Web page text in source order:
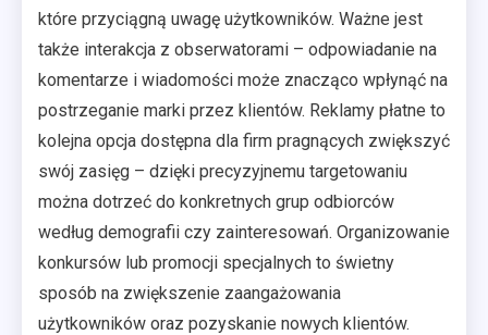
które przyciągną uwagę użytkowników. Ważne jest
także interakcja z obserwatorami – odpowiadanie na
komentarze i wiadomości może znacząco wpłynąć na
postrzeganie marki przez klientów. Reklamy płatne to
kolejna opcja dostępna dla firm pragnących zwiększyć
swój zasięg – dzięki precyzyjnemu targetowaniu
można dotrzeć do konkretnych grup odbiorców
według demografii czy zainteresowań. Organizowanie
konkursów lub promocji specjalnych to świetny
sposób na zwiększenie zaangażowania
użytkowników oraz pozyskanie nowych klientów.